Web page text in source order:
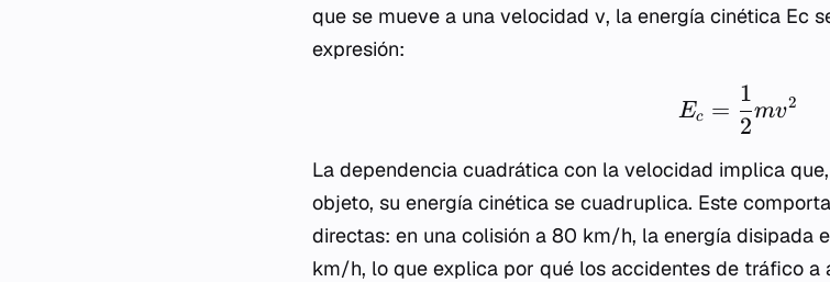
que se mueve a una velocidad v, la energía cinética Ec
expresión:
Ec =
2
1
mv2
La dependencia cuadrática con la velocidad implica
objeto, su energía cinética se cuadruplica. Este
directas: en una colisión a 80 km/h, la energía disipada
km/h, lo que explica por qué los accidentes de tráfico a